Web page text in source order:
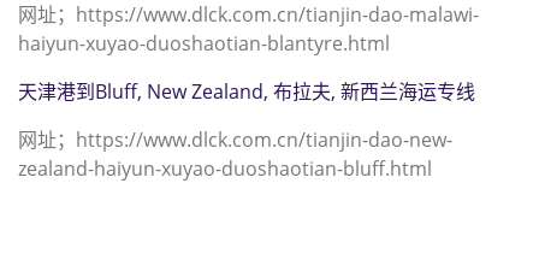
网址；https://www.dlck.com.cn/tianjin-dao-malawi-
haiyun-xuyao-duoshaotian-blantyre.html
天津港到Bluff, New Zealand, 布拉夫, 新西兰海运专线
网址；https://www.dlck.com.cn/tianjin-dao-new-
zealand-haiyun-xuyao-duoshaotian-bluff.html